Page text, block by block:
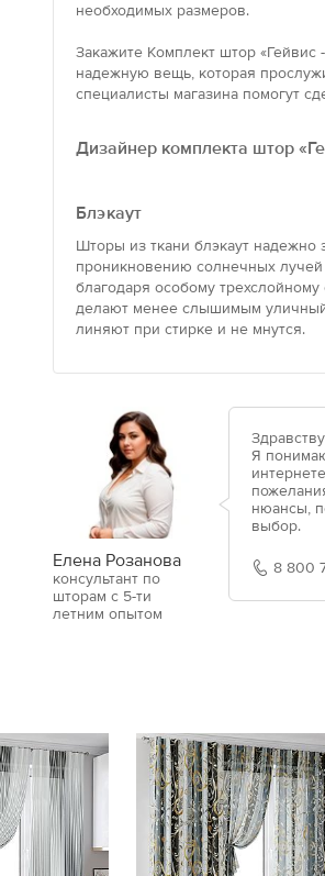
необходимых размеров.
Закажите Комплект штор
надежную вещь, которая
специалисты магазина помогут
Дизайнер комплекта штор
Блэкаут
Шторы из ткани блэкаут
проникновению солнечных лучей
благодаря особому
делают менее слышимым
линяют при стирке и не мнутся.
Елена Розанова
консультант по
шторам с 5-ти
летним опытом
Я
нюансы,
выбор.
8 800